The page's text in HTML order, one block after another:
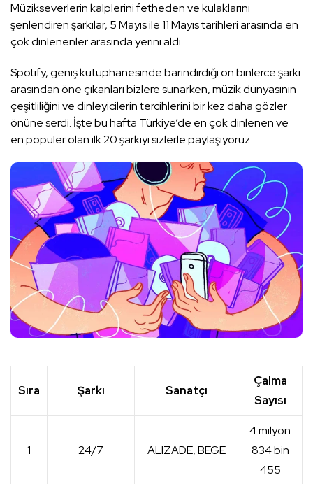
Müzikseverlerin kalplerini fetheden ve kulaklarını
şenlendiren şarkılar, 5 Mayıs ile 11 Mayıs tarihleri arasında en
çok dinlenenler arasında yerini aldı.
Spotify, geniş kütüphanesinde barındırdığı on binlerce şarkı
arasından öne çıkanları bizlere sunarken, müzik dünyasının
çeşitliliğini ve dinleyicilerin tercihlerini bir kez daha gözler
önüne serdi. İşte bu hafta Türkiye’de en çok dinlenen ve
en popüler olan ilk 20 şarkıyı sizlerle paylaşıyoruz.
Sıra Şarkı Sanatçı
Çalma
Sayısı
1 24/7 ALIZADE, BEGE
4 milyon
834 bin
455